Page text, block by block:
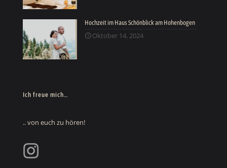
Hochzeit im Haus Schönblick am Hohenbogen
Oktober 14, 2024
Ich freue mich…
.. von euch zu hören!